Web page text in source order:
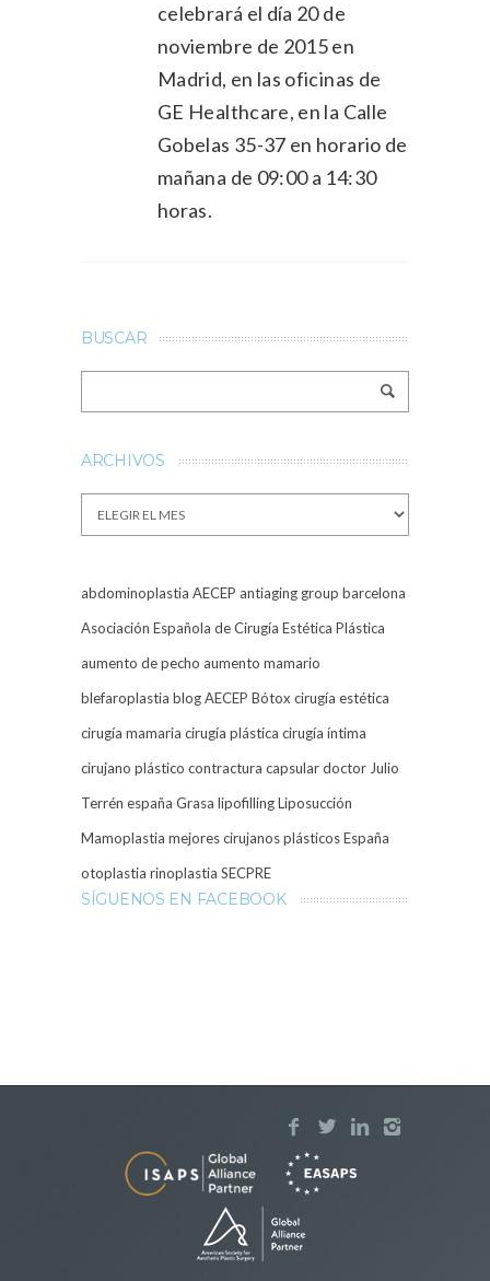
celebrará el día 20 de
noviembre de 2015 en
Madrid, en las oficinas de
GE Healthcare, en la Calle
Gobelas 35-37 en horario de
mañana de 09:00 a 14:30
horas.
BUSCAR
ARCHIVOS
Archivos
abdominoplastia AECEP antiaging group barcelona
Asociación Española de Cirugía Estética Plástica
aumento de pecho aumento mamario
blefaroplastia blog AECEP Bótox cirugía estética
cirugía mamaria cirugía plástica cirugía íntima
cirujano plástico contractura capsulardoctor Julio
Terrén españa Grasa lipofillingLiposucción
Mamoplastia mejores cirujanos plásticos España
otoplastia rinoplastia SECPRE
SÍGUENOS EN FACEBOOK